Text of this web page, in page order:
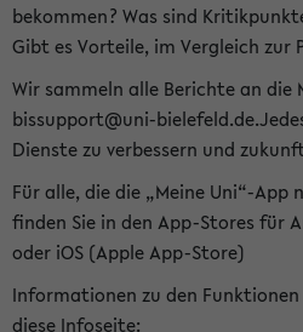
bekommen? Was sind
Gibt es Vorteile, im Vergleich zur
Wir sammeln alle Berichte an die
bissupport@uni-
Dienste zu verbessern und
Für alle, die die „Meine Uni“-App
finden Sie in den App-Stores für
oder iOS (Apple App-Store)
Informationen zu den
diese Infoseite: